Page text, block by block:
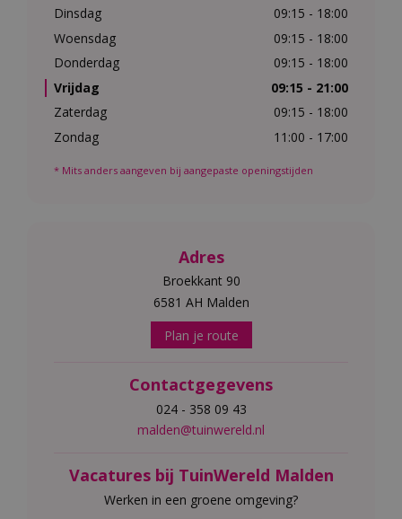
Dinsdag
09:15 - 18:00
Woensdag
09:15 - 18:00
Donderdag
09:15 - 18:00
Vrijdag
09:15 - 21:00
Zaterdag
09:15 - 18:00
Zondag
11:00 - 17:00
* Mits anders aangeven bij aangepaste openingstijden
Adres
Broekkant 90
6581 AH Malden
Plan je route
Contactgegevens
024 - 358 09 43
malden@tuinwereld.nl
Vacatures bij TuinWereld Malden
Werken in een groene omgeving?